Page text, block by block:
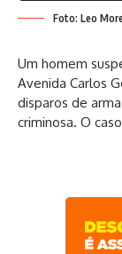
Foto: Leo
Um homem
Avenida Carlos
disparos de
criminosa. O